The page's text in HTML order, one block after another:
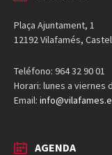
Plaça Ajuntament, 1
12192 Vilafamés,
Teléfono: 964 32 90 01
Horari: lunes a viernes
Email:
AGENDA